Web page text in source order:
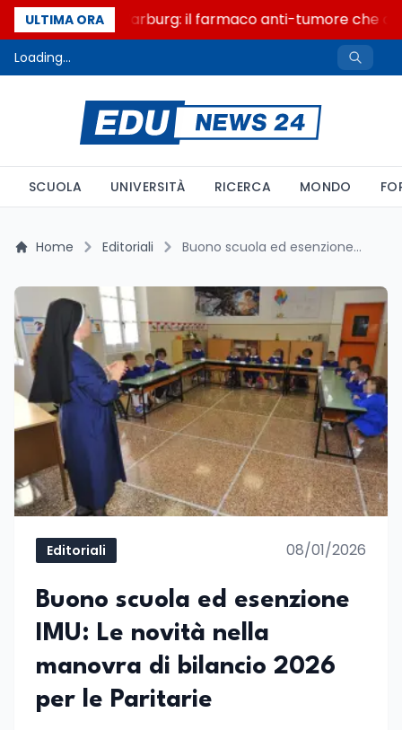
ULTIMA ORA
Un secolo di Warburg: il farmaco anti-tumore che
Loading...
SCUOLA UNIVERSITÀ RICERCA MONDO
Home Editoriali Buono scuola ed esenzione IMU: Le novità nella manovra di bilancio 2026 per le Paritarie
Editoriali 08/01/2026
Buono scuola ed esenzione
IMU: Le novità nella
manovra di bilancio 2026
per le Paritarie